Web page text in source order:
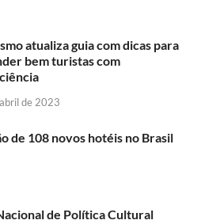
atualiza guia com dicas para
bem turistas com
de 2023
de 108 novos hotéis no Brasil
de Política Cultural